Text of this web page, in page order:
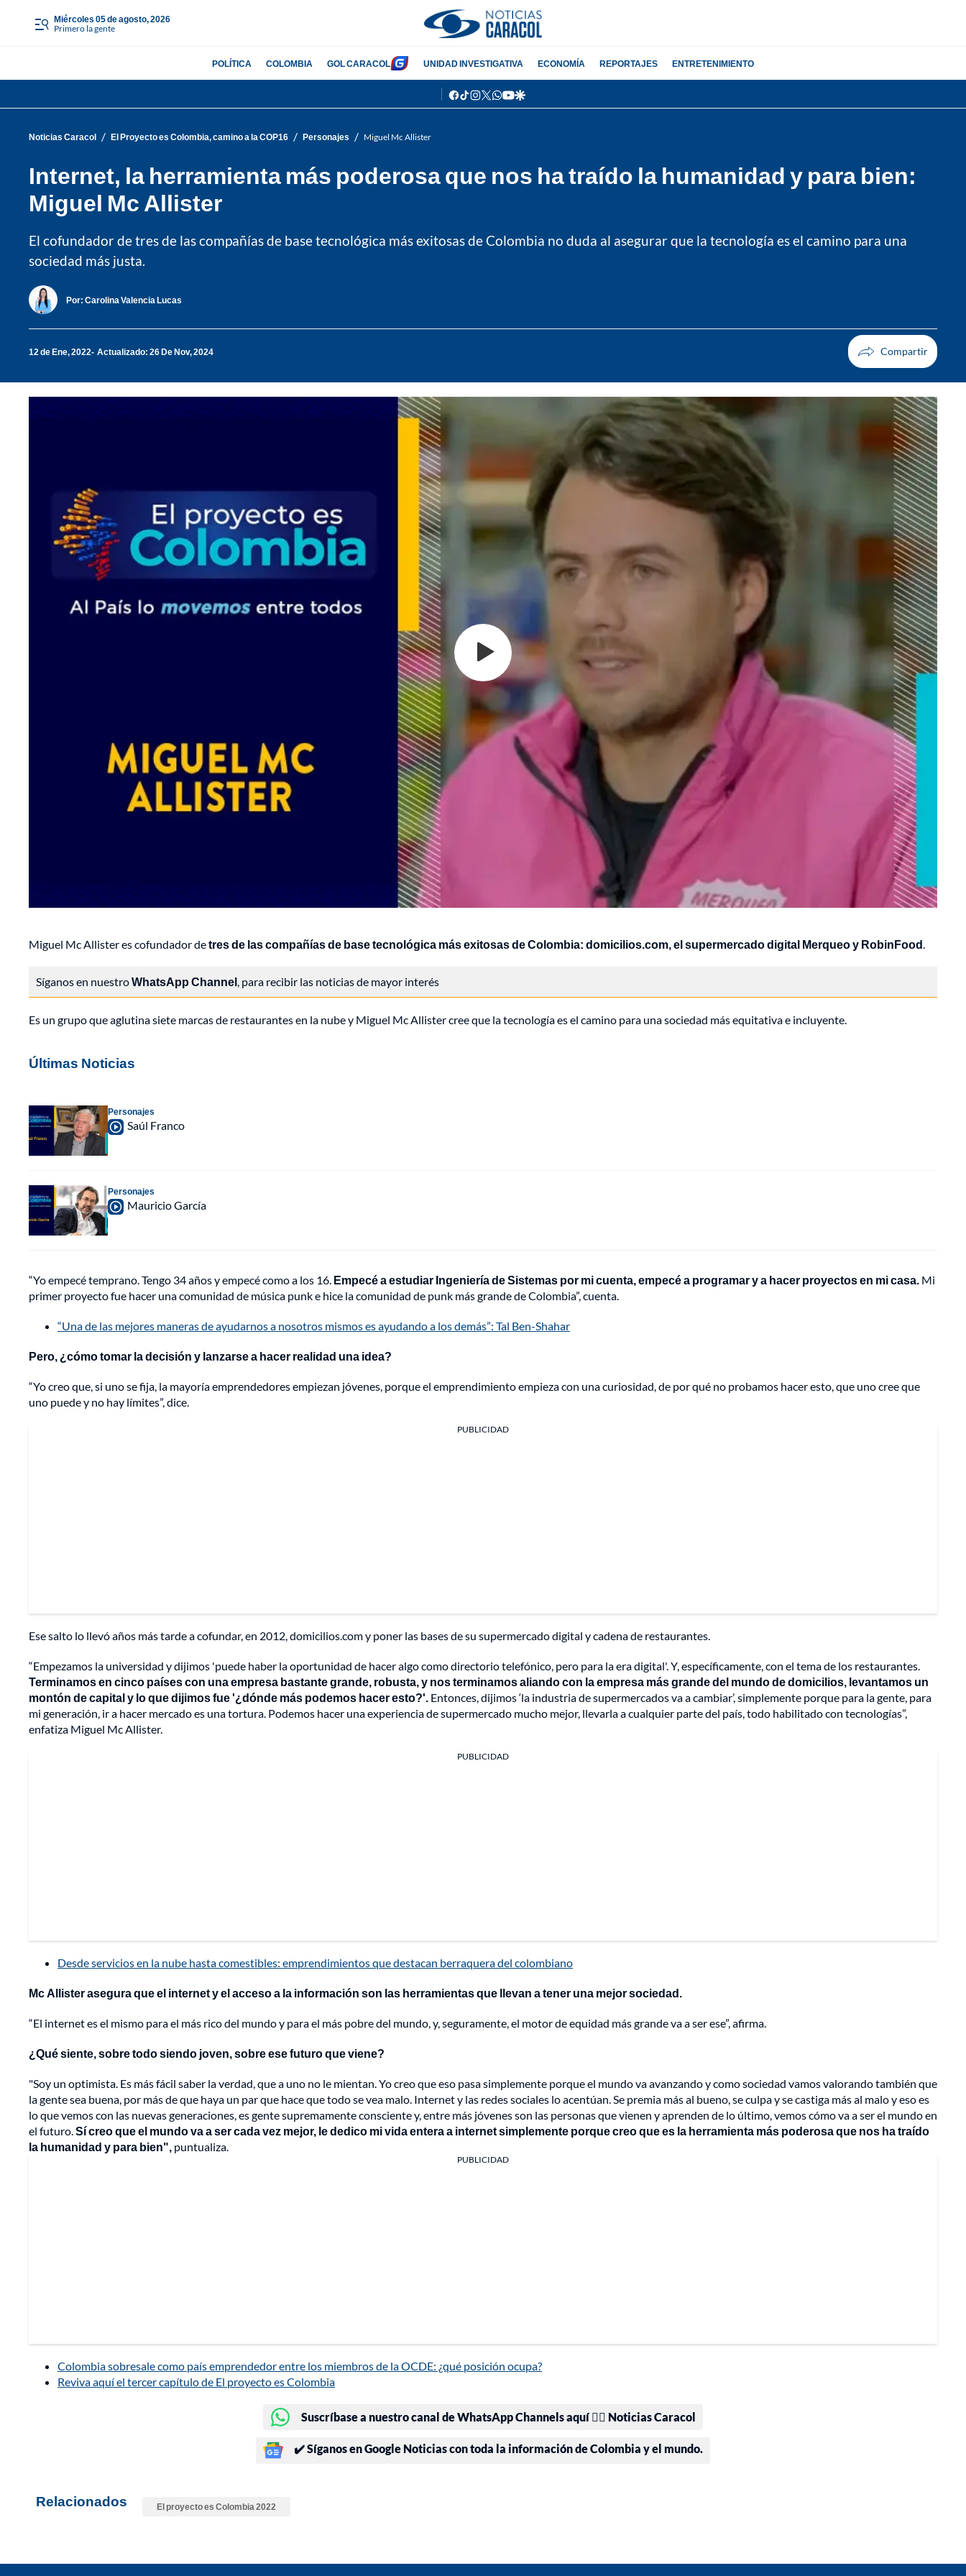
miércoles 05 de agosto, 2026
Primero la gente
POLÍTICA COLOMBIA GOL CARACOL UNIDAD INVESTIGATIVA ECONOMÍA REPORTAJES ENTRETENIMIENTO
facebook
tiktok
instagram
twitter
whatsapp
youtube
google
Noticias Caracol / El Proyecto es Colombia, camino a la COP16 / Personajes / Miguel Mc Allister
Internet, la herramienta más poderosa que nos ha traído la humanidad y para bien:
Miguel Mc Allister
El cofundador de tres de las compañías de base tecnológica más exitosas de Colombia no duda al asegurar que la tecnología es el camino para una
sociedad más justa.
Por: Carolina Valencia Lucas
12 de Ene, 2022 Actualizado: 26 De Nov, 2024
Facebook
X
Copiar enlace
LinkedIn
Miguel Mc Allister es cofundador detres de las compañías de base tecnológica más exitosas de Colombia: domicilios.com, el supermercado digital Merqueo y RobinFood.
Síganos en nuestroWhatsApp Channel, para recibir las noticias de mayor interés
Es un grupo que aglutina siete marcas de restaurantes en la nube y Miguel Mc Allister cree que la tecnología es el camino para una sociedad más equitativa e incluyente.
Últimas Noticias
Personajes
Saúl Franco
Personajes
Mauricio García
“Yo empecé temprano. Tengo 34 años y empecé como a los 16. Empecé a estudiar Ingeniería de Sistemas por mi cuenta, empecé a programar y a hacer proyectos en mi casa. Mi
primer proyecto fue hacer una comunidad de música punk e hice la comunidad de punk más grande de Colombia”, cuenta.
“Una de las mejores maneras de ayudarnos a nosotros mismos es ayudando a los demás”: Tal Ben-Shahar
Pero, ¿cómo tomar la decisión y lanzarse a hacer realidad una idea?
“Yo creo que, si uno se fija, la mayoría emprendedores empiezan jóvenes, porque el emprendimiento empieza con una curiosidad, de por qué no probamos hacer esto, que uno cree que
uno puede y no hay límites”, dice.
PUBLICIDAD
Ese salto lo llevó años más tarde a cofundar, en 2012, domicilios.com y poner las bases de su supermercado digital y cadena de restaurantes.
“Empezamos la universidad y dijimos 'puede haber la oportunidad de hacer algo como directorio telefónico, pero para la era digital'. Y, específicamente, con el tema de los restaurantes.
Terminamos en cinco países con una empresa bastante grande, robusta, y nos terminamos aliando con la empresa más grande del mundo de domicilios, levantamos un
montón de capital y lo que dijimos fue '¿dónde más podemos hacer esto?'. Entonces, dijimos ‘la industria de supermercados va a cambiar’, simplemente porque para la gente, para
mi generación, ir a hacer mercado es una tortura. Podemos hacer una experiencia de supermercado mucho mejor, llevarla a cualquier parte del país, todo habilitado con tecnologías”,
enfatiza Miguel Mc Allister.
PUBLICIDAD
Desde servicios en la nube hasta comestibles: emprendimientos que destacan berraquera del colombiano
Mc Allister asegura que el internet y el acceso a la información son las herramientas que llevan a tener una mejor sociedad.
“El internet es el mismo para el más rico del mundo y para el más pobre del mundo, y, seguramente, el motor de equidad más grande va a ser ese”, afirma.
¿Qué siente, sobre todo siendo joven, sobre ese futuro que viene?
"Soy un optimista. Es más fácil saber la verdad, que a uno no le mientan. Yo creo que eso pasa simplemente porque el mundo va avanzando y como sociedad vamos valorando también que
la gente sea buena, por más de que haya un par que hace que todo se vea malo. Internet y las redes sociales lo acentúan. Se premia más al bueno, se culpa y se castiga más al malo y eso es
lo que vemos con las nuevas generaciones, es gente supremamente consciente y, entre más jóvenes son las personas que vienen y aprenden de lo último, vemos cómo va a ser el mundo en
el futuro.Sí creo que el mundo va a ser cada vez mejor, le dedico mi vida entera a internet simplemente porque creo que es la herramienta más poderosa que nos ha traído
la humanidad y para bien", puntualiza.
PUBLICIDAD
Colombia sobresale como país emprendedor entre los miembros de la OCDE: ¿qué posición ocupa?
Reviva aquí el tercer capítulo de El proyecto es Colombia
Suscríbase a nuestro canal de WhatsApp Channels aquí 👉🏻 Noticias Caracol
✔️ Síganos en Google Noticias con toda la información de Colombia y el mundo.
Relacionados El proyecto es Colombia 2022